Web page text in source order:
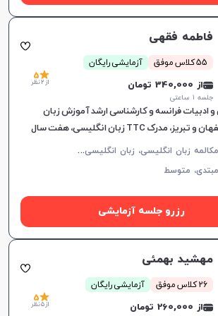
فاطمه فقهی
55 کلاس موفق آزمایشی رایگان
از 340,000 تومان
جلسه ۱ ساعتی
5
از 2 نظر
ادبیات فرانسه و کارشناسی ارشد آموزش زبان
فرانسه از دانشگاه اصفهان و تبریز، مدرک TTC زبان انگلیسی، هفت سال
چهار سال تدریس زبان فرانسه، تجربیات تد
م
کالمه زبان انگلیسی، زبان انگلیسی عمومی، گرامر زبان انگلیسی، زبان انگلیسی تجاری، زبان انگلیسی بریتیش، زبان انگلیسی آمریکایی، زبان انگلیسی کانادایی، زبان انگلیسی استرالیایی، زبان انگلیسی کنکور سراسری، زبان انگلیسی کنکور کاردانی، زبان انگلیسی کنکور ارشد، زبان انگلیسی کنکور دکتری، زبان انگلیسی هفتم دبیرستان، زبان انگلیسی هشتم دبیرستان، زبان انگلیسی نهم دبیرستان، زبان انگلیسی دهم دبیرستان، زبان انگلیسی یازدهم دبیرستان، زبان انگلیسی دوازدهم دبیرستان، زبان انگلیسی کودکان، آیلتس، تافل
مبتدی، متوسط
رزرو جلسه آزمایشی
مهشید بهمئی
26 کلاس موفق آزمایشی رایگان
از 260,000 تومان
5
از 5 نظر